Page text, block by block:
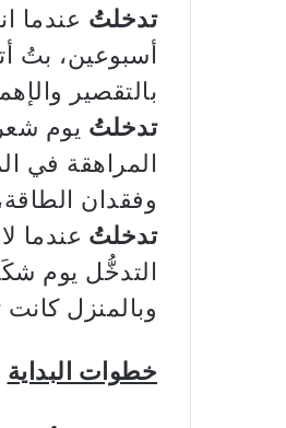
تدخلتُ عندما
أسبوعين، بتُ
بالتقصير
تدخلتُ يوم
المراهقة في
وفقدان
تدخلتُ عندما
التدخُّل يوم
وبالمنزل
خطوات البداية